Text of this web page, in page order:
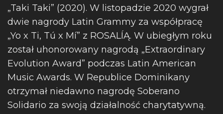
„Taki Taki” (2020). W listopadzie 2020 wygrał
dwie nagrody Latin Grammy za współpracę
„Yo x Ti, Tú x Mí” z ROSALÍĄ. W ubiegłym roku
został uhonorowany nagrodą „Extraordinary
Evolution Award” podczas Latin American
Music Awards. W Republice Dominikany
otrzymał niedawno nagrodę Soberano
Solidario za swoją działalność charytatywną.